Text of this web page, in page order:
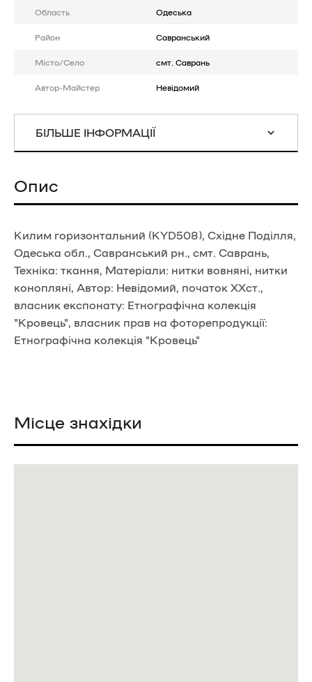
Область Одеська
Район Савранський
Місто/Село смт. Саврань
Автор-Майстер Невідомий
БІЛЬШЕ ІНФОРМАЦІЇ
Опис
Килим горизонтальний (KYD508), Східне Поділля,
Одеська обл., Савранський рн., смт. Саврань,
Техніка: ткання, Матеріали: нитки вовняні, нитки
конопляні, Автор: Невідомий, початок ХХст.,
власник експонату: Етнографічна колекція
"Кровець", власник прав на фоторепродукції:
Етнографічна колекція "Кровець"
Місце знахідки